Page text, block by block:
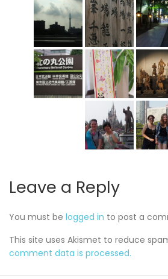
Leave a Reply
You must be logged in to post a
This site uses Akismet to reduce
comment data is processed.